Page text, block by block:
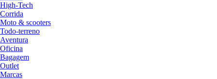
High-Tech
Corrida
Moto & scooters
Todo-terreno
Aventura
Oficina
Bagagem
Outlet
Marcas